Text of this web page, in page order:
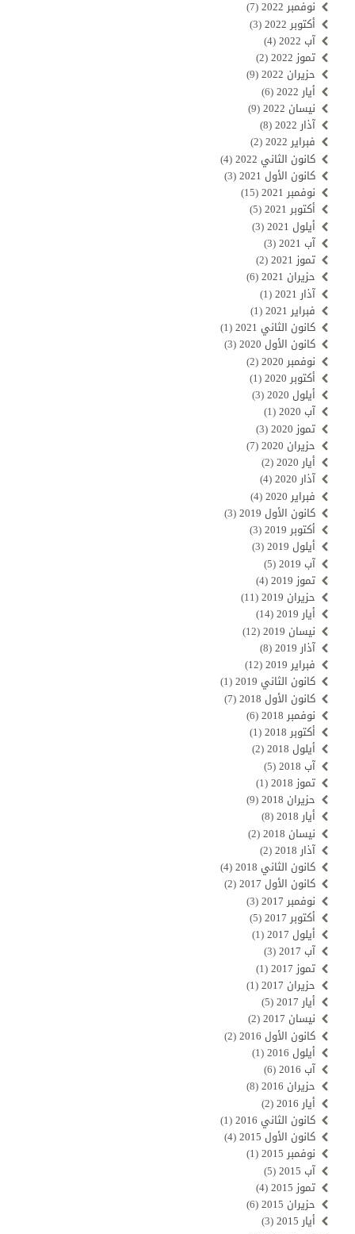
نوفمبر 2022
(7)
أكتوبر 2022
(3)
آب 2022
(4)
تموز 2022
(2)
حزيران 2022
(9)
أيار 2022
(6)
نيسان 2022
(9)
آذار 2022
(8)
فبراير 2022
(2)
كانون الثاني 2022
(4)
كانون الأول 2021
(3)
نوفمبر 2021
(15)
أكتوبر 2021
(5)
أيلول 2021
(3)
آب 2021
(3)
تموز 2021
(2)
حزيران 2021
(6)
آذار 2021
(1)
فبراير 2021
(1)
كانون الثاني 2021
(1)
كانون الأول 2020
(3)
نوفمبر 2020
(2)
أكتوبر 2020
(1)
أيلول 2020
(3)
آب 2020
(1)
تموز 2020
(3)
حزيران 2020
(7)
أيار 2020
(2)
آذار 2020
(4)
فبراير 2020
(4)
كانون الأول 2019
(3)
أكتوبر 2019
(3)
أيلول 2019
(3)
آب 2019
(5)
تموز 2019
(4)
حزيران 2019
(11)
أيار 2019
(14)
نيسان 2019
(12)
آذار 2019
(8)
فبراير 2019
(12)
كانون الثاني 2019
(1)
كانون الأول 2018
(7)
نوفمبر 2018
(6)
أكتوبر 2018
(1)
أيلول 2018
(2)
آب 2018
(5)
تموز 2018
(1)
حزيران 2018
(9)
أيار 2018
(8)
نيسان 2018
(2)
آذار 2018
(2)
كانون الثاني 2018
(4)
كانون الأول 2017
(2)
نوفمبر 2017
(3)
أكتوبر 2017
(5)
أيلول 2017
(1)
آب 2017
(3)
تموز 2017
(1)
حزيران 2017
(1)
أيار 2017
(5)
نيسان 2017
(2)
كانون الأول 2016
(2)
أيلول 2016
(1)
آب 2016
(6)
حزيران 2016
(8)
أيار 2016
(2)
كانون الثاني 2016
(1)
كانون الأول 2015
(4)
نوفمبر 2015
(1)
آب 2015
(5)
تموز 2015
(4)
حزيران 2015
(6)
أيار 2015
(3)